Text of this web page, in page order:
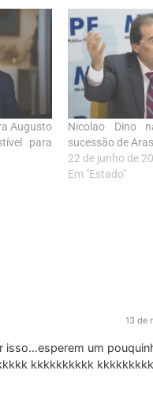
Augusto
para
Nicolao Dino
sucessão de
22 de junho de
Em "Estado"
13 de
isso…esperem um
kkkkkkkkkk